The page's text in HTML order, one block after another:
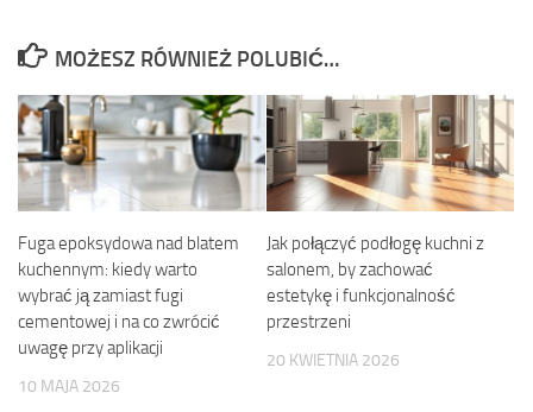
MOŻESZ RÓWNIEŻ POLUBIĆ…
Fuga epoksydowa nad blatem
kuchennym: kiedy warto
wybrać ją zamiast fugi
cementowej i na co zwrócić
uwagę przy aplikacji
10 MAJA 2026
Jak połączyć podłogę kuchni z
salonem, by zachować
estetykę i funkcjonalność
przestrzeni
20 KWIETNIA 2026